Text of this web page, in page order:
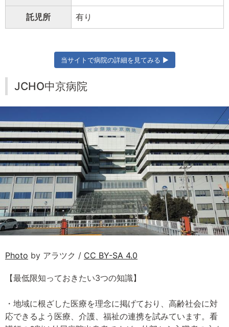
託児所 有り
当サイトで病院の詳細を見てみる ▶
JCHO中京病院
Photo by アラツク / CC BY-SA 4.0
【最低限知っておきたい3つの知識】
・地域に根ざした医療を理念に掲げており、高齢社会に対
応できるよう医療、介護、福祉の連携を試みています。看